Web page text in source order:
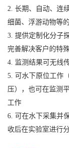
2. 长期、自动、连
细菌、浮游动物等
3. 提供定制化分子
完善解决客户的特
4. 监测结果可无线
5. 可水下原位工作
压），也可在监测
工作
6. 可在水下采集并
收后在实验室进行